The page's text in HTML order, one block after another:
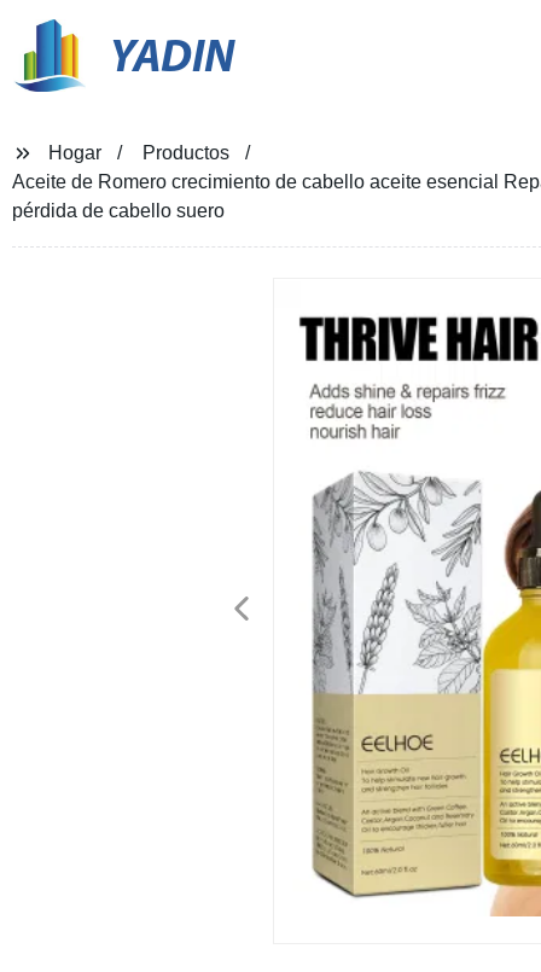
YADIN
Hogar
Productos
Aceite de Romero crecimiento de cabello aceite esencial
pérdida de cabello suero